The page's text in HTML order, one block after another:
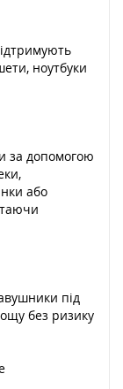
ноутбуки
за допомогою
або
під
без ризику